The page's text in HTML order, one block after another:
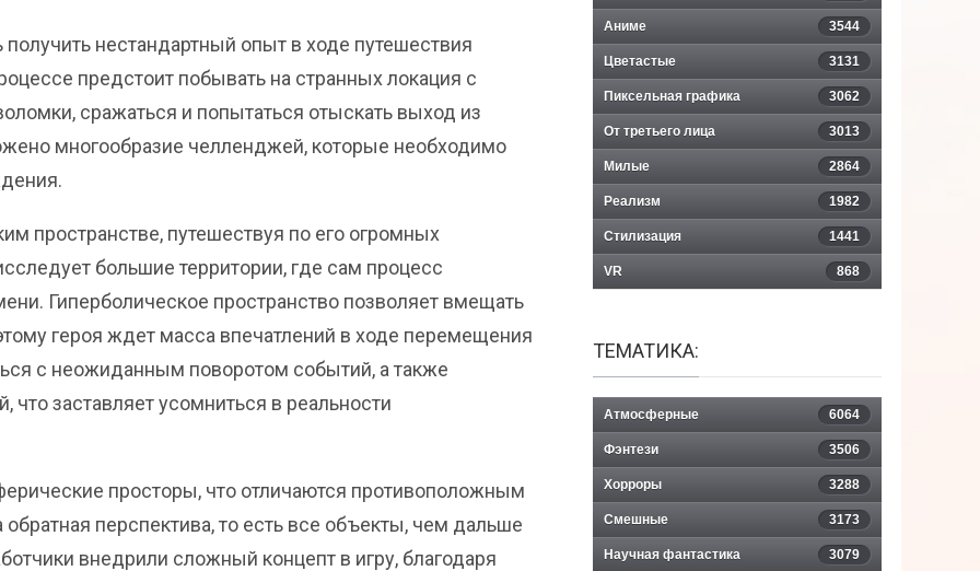
нестандартный опыт в ходе путешествия
предстоит побывать на странных локация с
сражаться и попытаться отыскать выход из
многообразие челленджей, которые необходимо
пространстве, путешествуя по его огромных
большие территории, где сам процесс
Гиперболическое пространство позволяет вмещать
героя ждет масса впечатлений в ходе перемещения
с неожиданным поворотом событий, а также
заставляет усомниться в реальности
просторы, что отличаются противоположным
перспектива, то есть все объекты, чем дальше
внедрили сложный концепт в игру, благодаря
Аниме 3544
Цветастые 3131
Пиксельная графика 3062
От третьего лица 3013
Милые 2864
Реализм 1982
Стилизация 1441
VR 868
ТЕМАТИКА:
Атмосферные 6064
Фэнтези 3506
Хорроры 3288
Смешные 3173
Научная фантастика 3079